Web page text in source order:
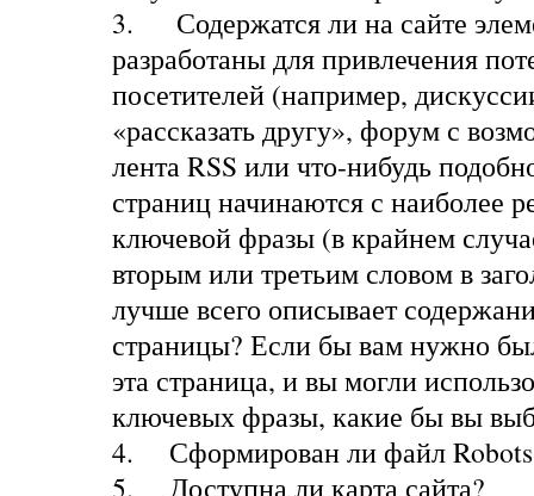
3.
Содержатся ли на сайте
разработаны для привлечения
посетителей (например,
«рассказать другу», форум с
лента RSS или что-нибудь
страниц начинаются с наиболее
ключевой фразы (в крайнем
вторым или третьим словом в
лучше всего описывает
страницы? Если бы вам нужно
эта страница, и вы могли
ключевых фразы, какие бы вы
4.
Сформирован ли файл
5.
Доступна ли карта сайта?